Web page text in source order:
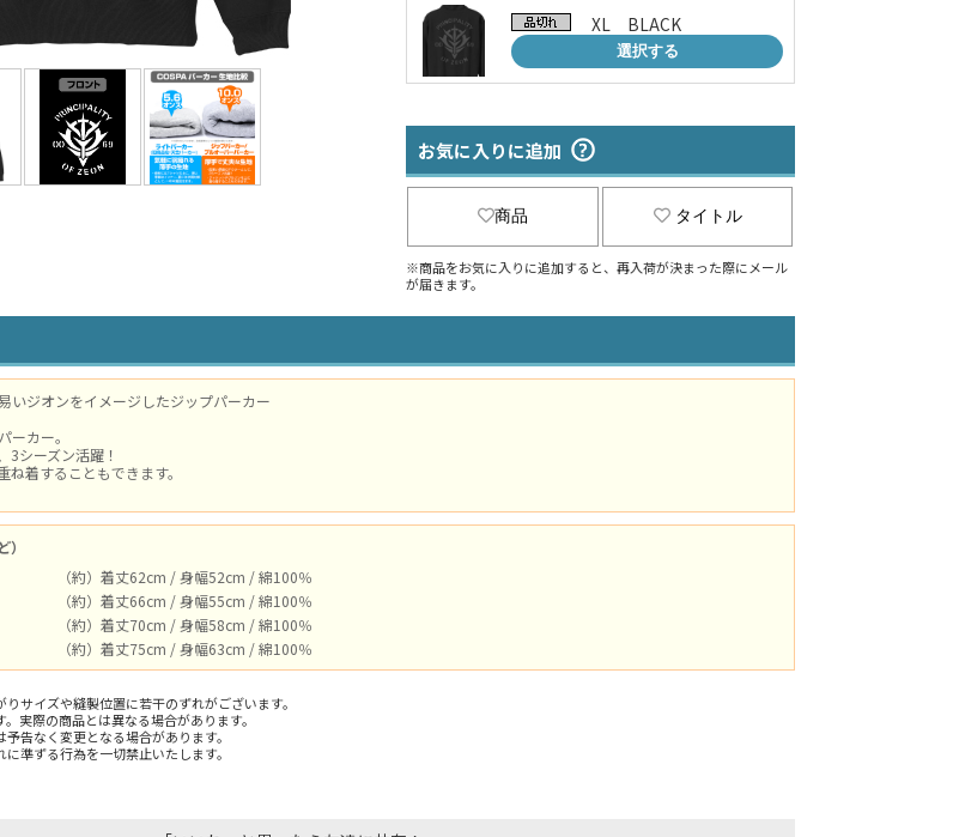
XL BLACK
選択する
お気に入りに追加
商品 タイトル
※商品をお気に入りに追加すると、再入荷が決まった際にメール
が届きます。
いジオンをイメージしたジップパーカー
ーカー。
3シーズン活躍！
ね着することもできます。
（約）着丈62cm / 身幅52cm / 綿100％
（約）着丈66cm / 身幅55cm / 綿100％
（約）着丈70cm / 身幅58cm / 綿100％
（約）着丈75cm / 身幅63cm / 綿100％
サイズや縫製位置に若干のずれがございます。
実際の商品とは異なる場合があります。
告なく変更となる場合があります。
準ずる行為を一切禁止いたします。